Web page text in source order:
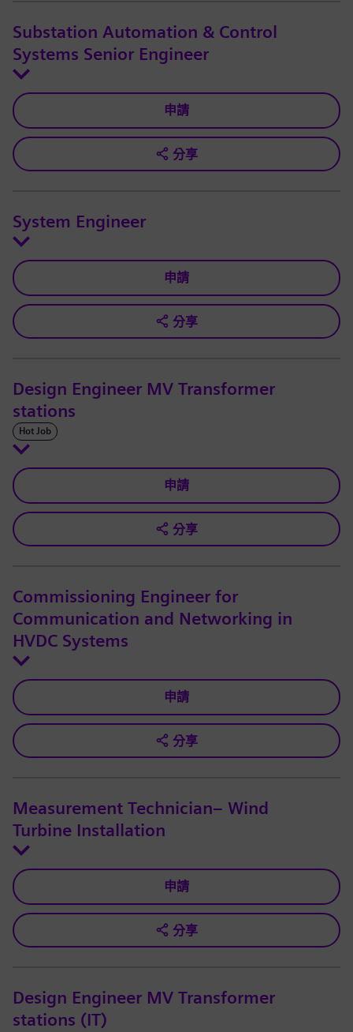
Substation Automation & Control
Systems Senior Engineer
申請
分享
System Engineer
申請
分享
Design Engineer MV Transformer
stations
Hot Job
申請
分享
Commissioning Engineer for
Communication and Networking in
HVDC Systems
申請
分享
Measurement Technician– Wind
Turbine Installation
申請
分享
Design Engineer MV Transformer
stations (IT)